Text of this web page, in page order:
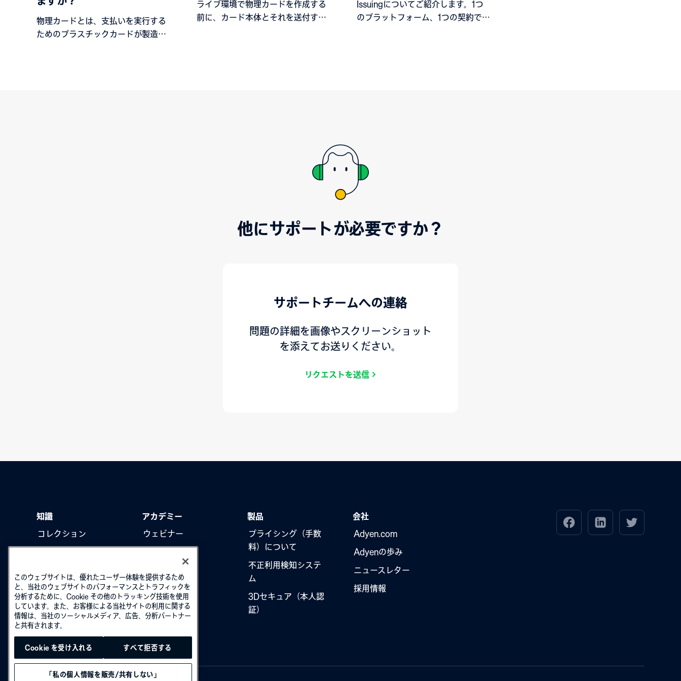
物理カードとは、支払いを実行する
ためのプラスチックカードが製造さ
ライブ環境で物理カードを作成する
前に、カード本体とそれを送付する
Issuingについてご紹介します。1つ
のプラットフォーム、1つの契約で。
他にサポートが必要ですか？
サポートチームへの連絡
問題の詳細を画像やスクリーンショット
を添えてお送りください。
リクエストを送信
知識
コレクション
アカデミー
ウェビナー
製品
プライシング（手数
料）について
不正利用検知システ
ム
3Dセキュア（本人認
証）
会社
Adyen.com
Adyenの歩み
ニュースレター
採用情報
このウェブサイトは、優れたユーザー体験を提供するため
と、当社のウェブサイトのパフォーマンスとトラフィックを
分析するために、Cookie その他のトラッキング技術を使用
しています。また、お客様による当社サイトの利用に関する
情報は、当社のソーシャルメディア、広告、分析パートナー
と共有されます。
Cookie を受け入れる すべて拒否する
「私の個人情報を販売/共有しない」